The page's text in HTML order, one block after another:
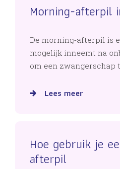
Morning-afterpil
De morning-afterpil is
mogelijk inneemt na
om een zwangerschap
Lees meer
Hoe gebruik je
afterpil